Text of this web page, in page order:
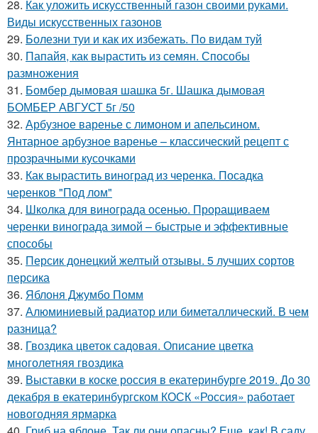
28. Как уложить искусственный газон своими руками.
Виды искусственных газонов
29. Болезни туи и как их избежать. По видам туй
30. Папайя, как вырастить из семян. Способы
размножения
31. Бомбер дымовая шашка 5г. Шашка дымовая
БОМБЕР АВГУСТ 5г /50
32. Арбузное варенье с лимоном и апельсином.
Янтарное арбузное варенье – классический рецепт с
прозрачными кусочками
33. Как вырастить виноград из черенка. Посадка
черенков "Под лом"
34. Школка для винограда осенью. Проращиваем
черенки винограда зимой – быстрые и эффективные
способы
35. Персик донецкий желтый отзывы. 5 лучших сортов
персика
36. Яблоня Джумбо Помм
37. Алюминиевый радиатор или биметаллический. В чем
разница?
38. Гвоздика цветок садовая. Описание цветка
многолетняя гвоздика
39. Выставки в коске россия в екатеринбурге 2019. До 30
декабря в екатеринбургском КОСК «Россия» работает
новогодняя ярмарка